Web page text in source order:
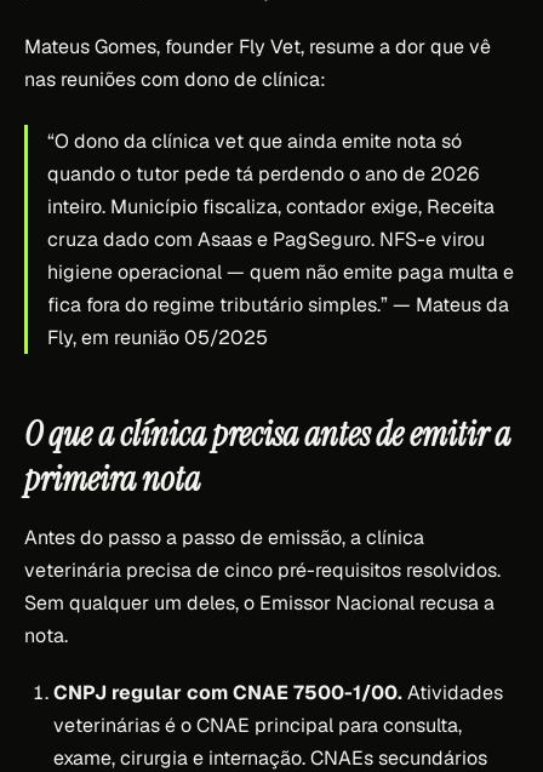
Mateus Gomes, founder Fly Vet, resume a dor que vê
nas reuniões com dono de clínica:
“O dono da clínica vet que ainda emite nota só
quando o tutor pede tá perdendo o ano de 2026
inteiro. Município fiscaliza, contador exige, Receita
cruza dado com Asaas e PagSeguro. NFS-e virou
higiene operacional — quem não emite paga multa e
fica fora do regime tributário simples.”— Mateus da
Fly, em reunião 05/2025
O que a clínica precisa antes de emitir a
primeira nota
Antes do passo a passo de emissão, a clínica
veterinária precisa de cinco pré-requisitos resolvidos.
Sem qualquer um deles, o Emissor Nacional recusa a
nota.
CNPJ regular com CNAE 7500-1/00.Atividades
veterinárias é o CNAE principal para consulta,
exame, cirurgia e internação. CNAEs secundários